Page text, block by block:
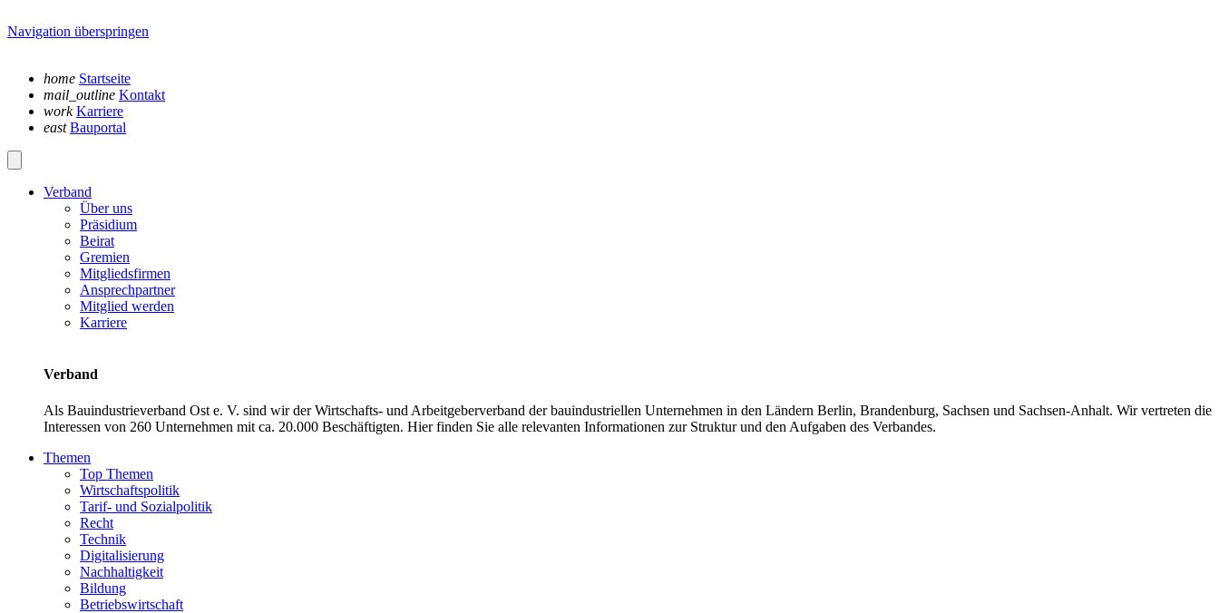
Navigation überspringen
home Startseite
mail_outline Kontakt
work Karriere
east Bauportal
Verband
Über uns
Präsidium
Beirat
Gremien
Mitgliedsfirmen
Ansprechpartner
Mitglied werden
Karriere
Verband
Als Bauindustrieverband Ost e. V. sind wir der Wirtschafts- und Arbeitgeberverband der bauindustriellen Unternehmen in den Ländern Berlin, Brandenburg, Sachsen und Sachsen-Anhalt. Wir vertreten die
Interessen von 260 Unternehmen mit ca. 20.000 Beschäftigten. Hier finden Sie alle relevanten Informationen zur Struktur und den Aufgaben des Verbandes.
Themen
Top Themen
Wirtschaftspolitik
Tarif- und Sozialpolitik
Recht
Technik
Digitalisierung
Nachhaltigkeit
Bildung
Betriebswirtschaft